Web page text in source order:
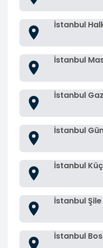
İstanbul
İstanbul
İstanbul
İstanbul
İstanbul
İstanbul Şile
İstanbul